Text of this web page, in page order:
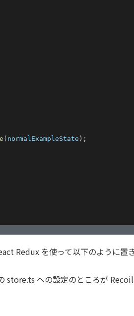
( normalExampleState ) ;
Redux を使って以下のように置
store.ts への設定のところが